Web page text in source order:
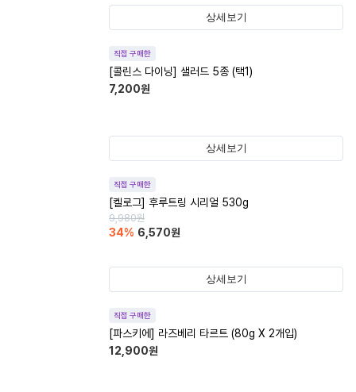
상세보기
직접 구매한
[콜린스 다이닝] 샐러드 5종 (택1)
7,200원
상세보기
직접 구매한
[켈로그] 후루트링 시리얼 530g
9,980원
34% 6,570원
상세보기
직접 구매한
[파스키에] 라즈베리 타르트 (80g X 2개입)
12,900원